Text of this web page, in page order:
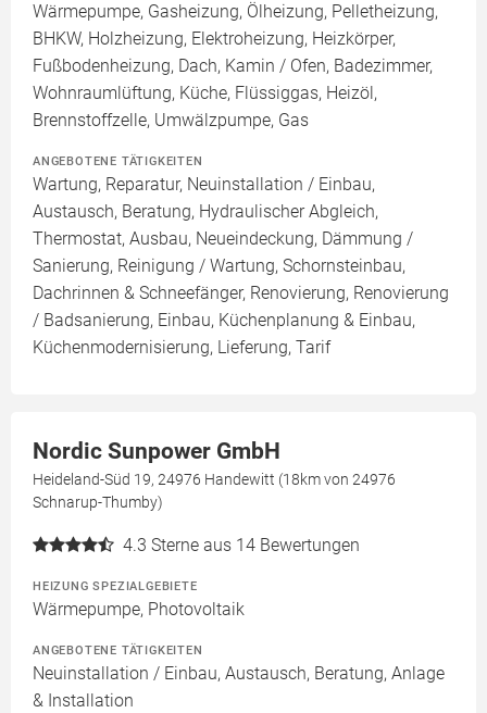
Wärmepumpe, Gasheizung, Ölheizung, Pelletheizung,
BHKW, Holzheizung, Elektroheizung, Heizkörper,
Fußbodenheizung, Dach, Kamin / Ofen, Badezimmer,
Wohnraumlüftung, Küche, Flüssiggas, Heizöl,
Brennstoffzelle, Umwälzpumpe, Gas
ANGEBOTENE TÄTIGKEITEN
Wartung, Reparatur, Neuinstallation / Einbau,
Austausch, Beratung, Hydraulischer Abgleich,
Thermostat, Ausbau, Neueindeckung, Dämmung /
Sanierung, Reinigung / Wartung, Schornsteinbau,
Dachrinnen & Schneefänger, Renovierung, Renovierung
/ Badsanierung, Einbau, Küchenplanung & Einbau,
Küchenmodernisierung, Lieferung, Tarif
Nordic Sunpower GmbH
Heideland-Süd 19, 24976 Handewitt (18km von 24976
Schnarup-Thumby)
4.3 Sterne aus 14 Bewertungen
HEIZUNG SPEZIALGEBIETE
Wärmepumpe, Photovoltaik
ANGEBOTENE TÄTIGKEITEN
Neuinstallation / Einbau, Austausch, Beratung, Anlage
& Installation